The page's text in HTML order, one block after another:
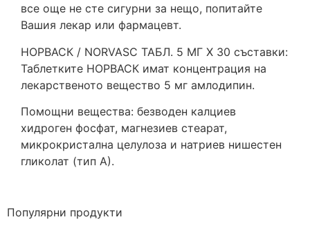
все още не сте сигурни за нещо, попитайте
Вашия лекар или фармацевт.
НОРВАСК / NORVASС ТАБЛ. 5 МГ Х 30 съставки:
Таблетките НОРВАСК имат концентрация на
лекарственото вещество 5 мг амлодипин.
Помощни вещества: безводен калциев
хидроген фосфат, магнезиев стеарат,
микрокристална целулоза и натриев нишестен
гликолат (тип А).
Популярни продукти